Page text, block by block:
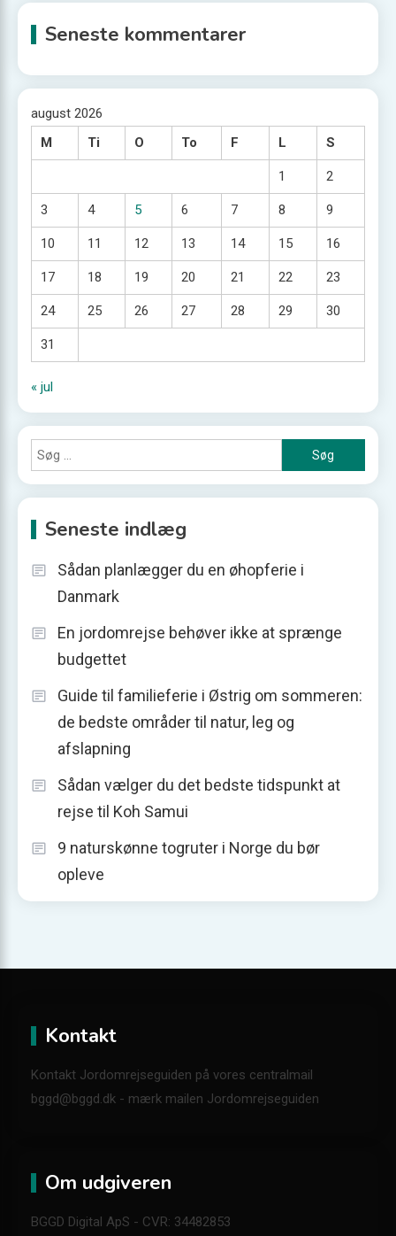
Seneste kommentarer
august 2026
M
Ti O To F L S
1 2
3 4 5 6 7 8 9
10 11 12 13 14 15 16
17 18 19 20 21 22 23
24 25 26 27 28 29 30
31
« jul
efter:
Seneste indlæg
Sådan planlægger du en øhopferie i
Danmark
En jordomrejse behøver ikke at sprænge
budgettet
Guide til familieferie i Østrig om sommeren:
de bedste områder til natur, leg og
afslapning
Sådan vælger du det bedste tidspunkt at
rejse til Koh Samui
9 naturskønne togruter i Norge du bør
opleve
Kontakt
Kontakt Jordomrejseguiden på vores centralmail
bggd@bggd.dk - mærk mailen Jordomrejseguiden
Om udgiveren
BGGD Digital ApS - CVR: 34482853